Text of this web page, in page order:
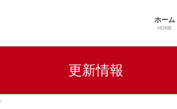
ホーム
HOME
更新情報